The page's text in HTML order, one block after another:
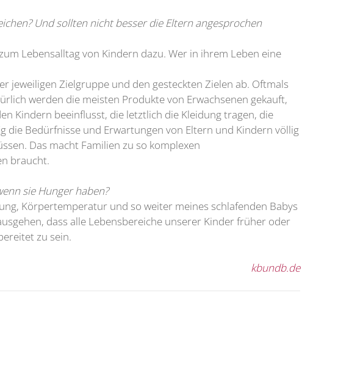
Und sollten nicht besser die Eltern angesprochen
Lebensalltag von Kindern dazu. Wer in ihrem Leben eine
jeweiligen Zielgruppe und den gesteckten Zielen ab. Oftmals
werden die meisten Produkte von Erwachsenen gekauft,
Kindern beeinflusst, die letztlich die Kleidung tragen, die
die Bedürfnisse und Erwartungen von Eltern und Kindern völlig
Das macht Familien zu so komplexen
braucht.
sie Hunger haben?
Körpertemperatur und so weiter meines schlafenden Babys
dass alle Lebensbereiche unserer Kinder früher oder
zu sein.
kbundb.de